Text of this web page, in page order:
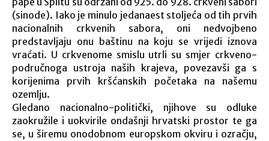
(sinode). Iako je minulo jedanaest stoljeća od tih prvih
nacionalnih crkvenih sabora, oni nedvojbeno
predstavljaju onu baštinu na koju se vrijedi iznova
vraćati. U crkvenome smislu utrli su smjer crkveno-
područnoga ustroja naših krajeva, povezavši ga s
korijenima prvih kršćanskih početaka na našemu
ozemlju.
Gledano nacionalno-politički, njihove su odluke
zaokružile i uokvirile ondašnji hrvatski prostor te ga
se, u širemu onodobnom europskom okviru i ozračju,